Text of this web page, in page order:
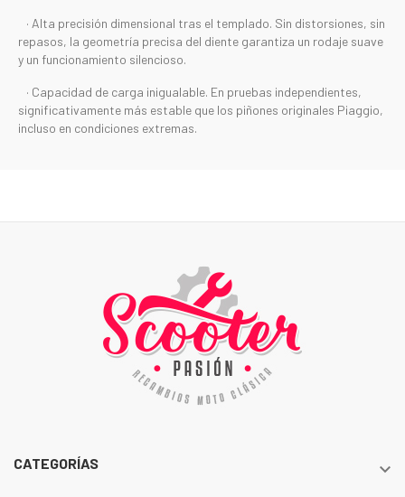
· Alta precisión dimensional tras el templado. Sin distorsiones, sin
repasos, la geometría precisa del diente garantiza un rodaje suave
y un funcionamiento silencioso.
· Capacidad de carga inigualable. En pruebas independientes,
significativamente más estable que los piñones originales Piaggio,
incluso en condiciones extremas.
CATEGORÍAS 